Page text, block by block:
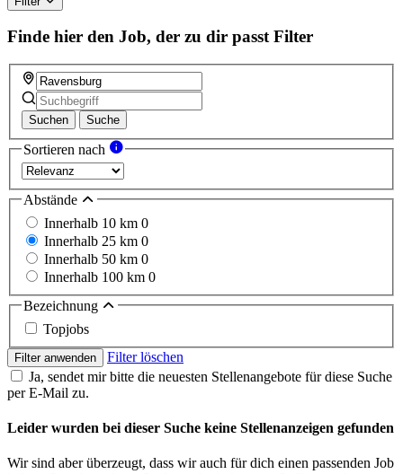
Finde hier den Job, der zu dir passt Filter
Suchen Suche
Sortieren nach
Abstände
Innerhalb 10 km 0
Innerhalb 25 km 0
Innerhalb 50 km 0
Innerhalb 100 km 0
Bezeichnung
Topjobs
Filter anwenden
Filter löschen
Ja, sendet mir bitte die neuesten Stellenangebote für diese Suche
per E-Mail zu.
Leider wurden bei dieser Suche keine Stellenanzeigen gefunden
Wir sind aber überzeugt, dass wir auch für dich einen passenden Job